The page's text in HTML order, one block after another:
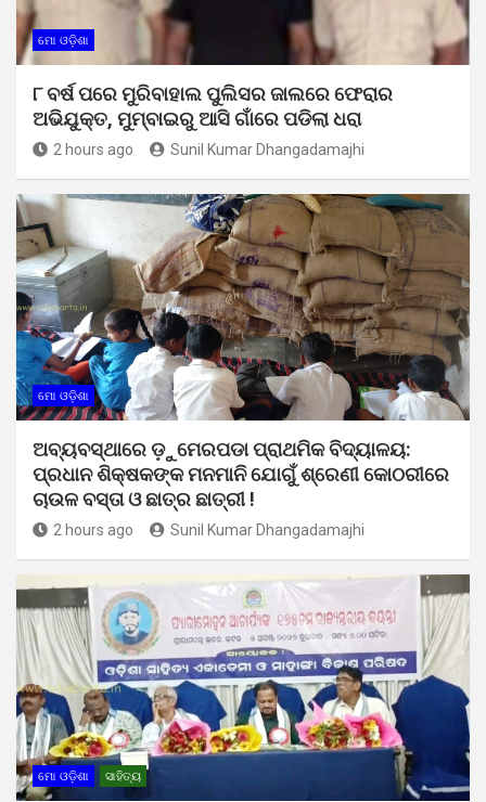
ମୋ ଓଡ଼ିଶା
୮ ବର୍ଷ ପରେ ମୁରିବାହାଲ ପୁଲିସର ଜାଲରେ ଫେରାର
ଅଭିଯୁକ୍ତ, ମୁମ୍ବାଇରୁ ଆସି ଗାଁରେ ପଡିଲା ଧରା
2 hours ago Sunil Kumar Dhangadamajhi
ମୋ ଓଡ଼ିଶା
ଅବ୍ୟବସ୍ଥାରେ ଡ଼ୁମେରପଡା ପ୍ରାଥମିକ ବିଦ୍ୟାଳୟ:
ପ୍ରଧାନ ଶିକ୍ଷକଙ୍କ ମନମାନି ଯୋଗୁଁ ଶ୍ରେଣୀ କୋଠରୀରେ
ଚାଉଳ ବସ୍ତା ଓ ଛାତ୍ର ଛାତ୍ରୀ !
2 hours ago Sunil Kumar Dhangadamajhi
ମୋ ଓଡ଼ିଶା ସାହିତ୍ୟ